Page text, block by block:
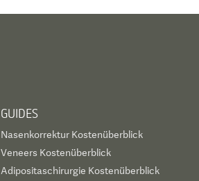
GUIDES
Nasenkorrektur Kostenüberblick
Veneers Kostenüberblick
Adipositaschirurgie Kostenüberblick